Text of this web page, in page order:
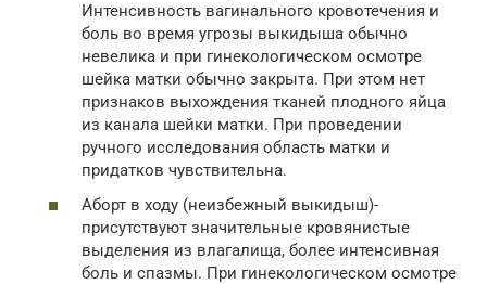
Интенсивность вагинального кровотечения и
боль во время угрозы выкидыша обычно
невелика и при гинекологическом осмотре
шейка матки обычно закрыта. При этом нет
признаков выхождения тканей плодного яйца
из канала шейки матки. При проведении
ручного исследования область матки и
придатков чувствительна.
Аборт в ходу (неизбежный выкидыш)-
присутствуют значительные кровянистые
выделения из влагалища, более интенсивная
боль и спазмы. При гинекологическом осмотре